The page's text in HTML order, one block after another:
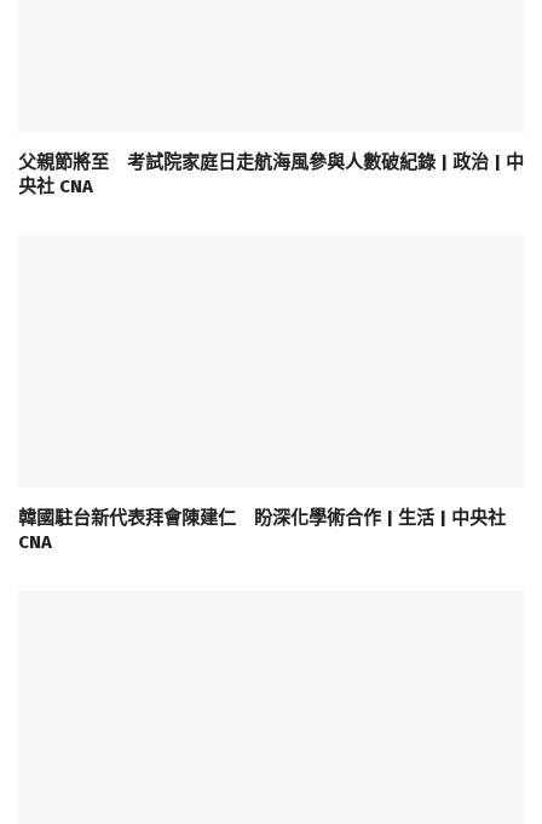
父親節將至 考試院家庭日走航海風參與人數破紀錄 | 政治 | 中
央社 CNA
韓國駐台新代表拜會陳建仁 盼深化學術合作 | 生活 | 中央社
CNA